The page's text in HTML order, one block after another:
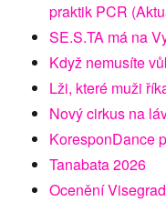
praktik PCR
SE.S.TA má na
Když nemusíte
Lži, které muži
Nový cirkus na
KoresponDance
Tanabata 2026
Ocenění